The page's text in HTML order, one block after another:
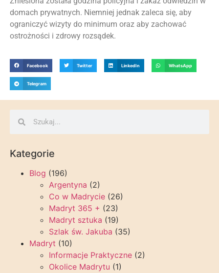
domach prywatnych. Niemniej jednak zaleca się, aby
ograniczyć wizyty do minimum oraz aby zachować
ostrożności i zdrowy rozsądek.
Facebook Twitter LinkedIn WhatsApp
Telegram
Kategorie
Blog (196)
Argentyna (2)
Co w Madrycie (26)
Madryt 365 + (23)
Madryt sztuka (19)
Szlak św. Jakuba (35)
Madryt (10)
Informacje Praktyczne (2)
Okolice Madrytu (1)